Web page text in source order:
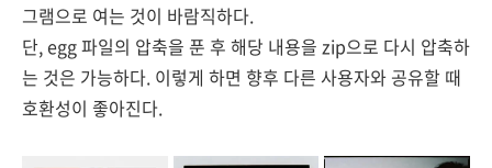
그램으로 여는 것이 바람직하다.
단, egg 파일의 압축을 푼 후 해당 내용을 zip으로 다시 압축하
는 것은 가능하다. 이렇게 하면 향후 다른 사용자와 공유할 때
호환성이 좋아진다.